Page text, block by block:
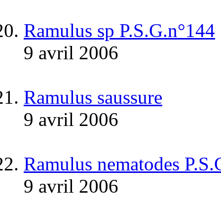
Ramulus sp P.S.G.n°144
9 avril 2006
Ramulus saussure
9 avril 2006
Ramulus nematodes
9 avril 2006